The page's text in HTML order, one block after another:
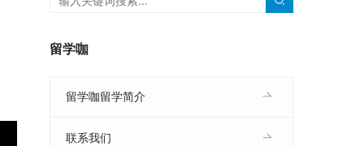
留学咖
留学咖留学简介
联系我们